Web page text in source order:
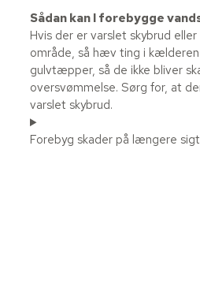
Sådan kan I forebygge
Hvis der er varslet skybrud
område, så hæv ting i
gulvtæpper, så de ikke bliver
oversvømmelse. Sørg for, at
varslet skybrud.
Forebyg skader på længere sigt